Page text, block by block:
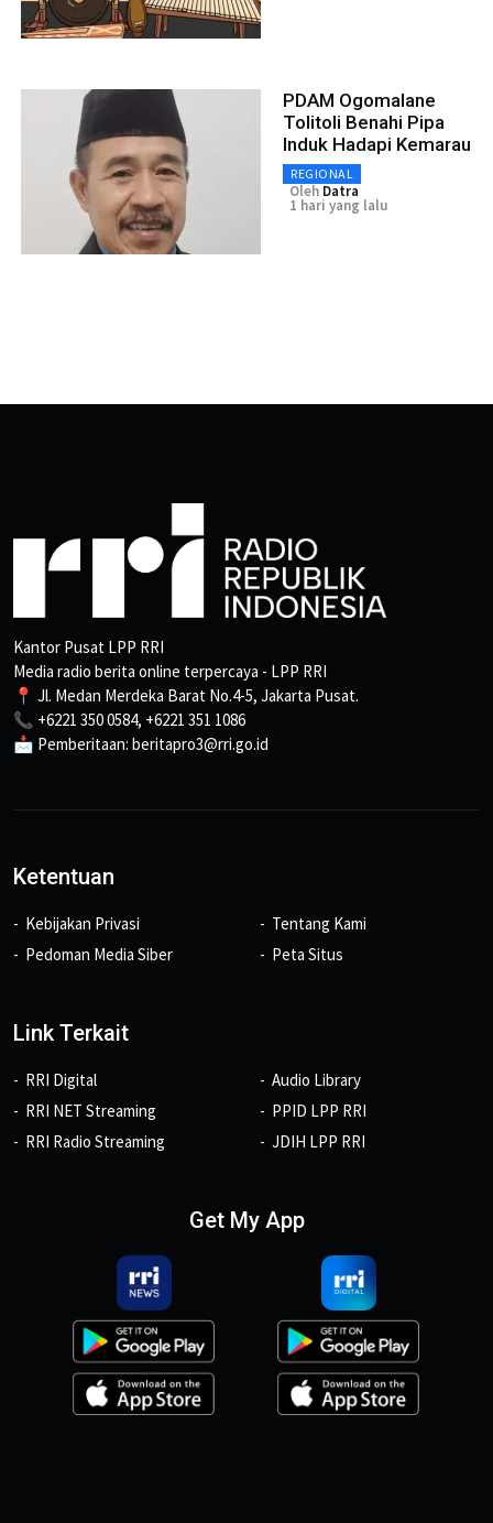
PDAM Ogomalane
Tolitoli Benahi Pipa
Induk Hadapi Kemarau
REGIONAL
Oleh Datra
1 hari yang lalu
Kantor Pusat LPP RRI
Media radio berita online terpercaya - LPP RRI
📍 Jl. Medan Merdeka Barat No.4-5, Jakarta Pusat.
📞 +6221 350 0584, +6221 351 1086
📩 Pemberitaan: beritapro3@rri.go.id
Ketentuan
Kebijakan Privasi
Pedoman Media Siber
Tentang Kami
Peta Situs
Link Terkait
RRI Digital
RRI NET Streaming
RRI Radio Streaming
Audio Library
PPID LPP RRI
JDIH LPP RRI
Get My App